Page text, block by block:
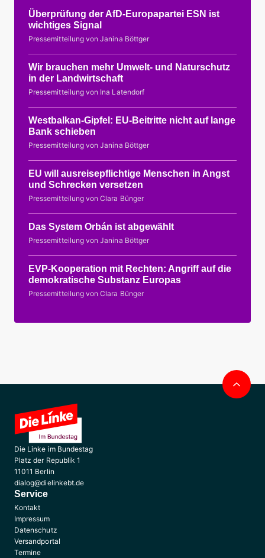
Überprüfung der AfD-Europapartei ESN ist
wichtiges Signal
Pressemitteilung von Janina Böttger
Wir brauchen mehr Umwelt- und Naturschutz
in der Landwirtschaft
Pressemitteilung von Ina Latendorf
Westbalkan-Gipfel: EU-Beitritte nicht auf lange
Bank schieben
Pressemitteilung von Janina Böttger
EU will ausreisepflichtige Menschen in Angst
und Schrecken versetzen
Pressemitteilung von Clara Bünger
Das System Orbán ist abgewählt
Pressemitteilung von Janina Böttger
EVP-Kooperation mit Rechten: Angriff auf die
demokratische Substanz Europas
Pressemitteilung von Clara Bünger
Die Linke im Bundestag
Platz der Republik 1
11011 Berlin
dialog@dielinkebt.de
Service
Kontakt
Impressum
Datenschutz
Versandportal
Termine